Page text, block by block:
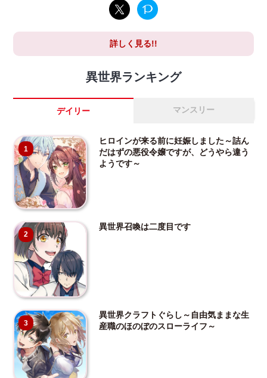
詳しく見る!!
異世界ランキング
デイリー マンスリー
1
ヒロインが来る前に妊娠しました～詰ん
だはずの悪役令嬢ですが、どうやら違う
ようです～
2
異世界召喚は二度目です
3
異世界クラフトぐらし～自由気ままな生
産職のほのぼのスローライフ～